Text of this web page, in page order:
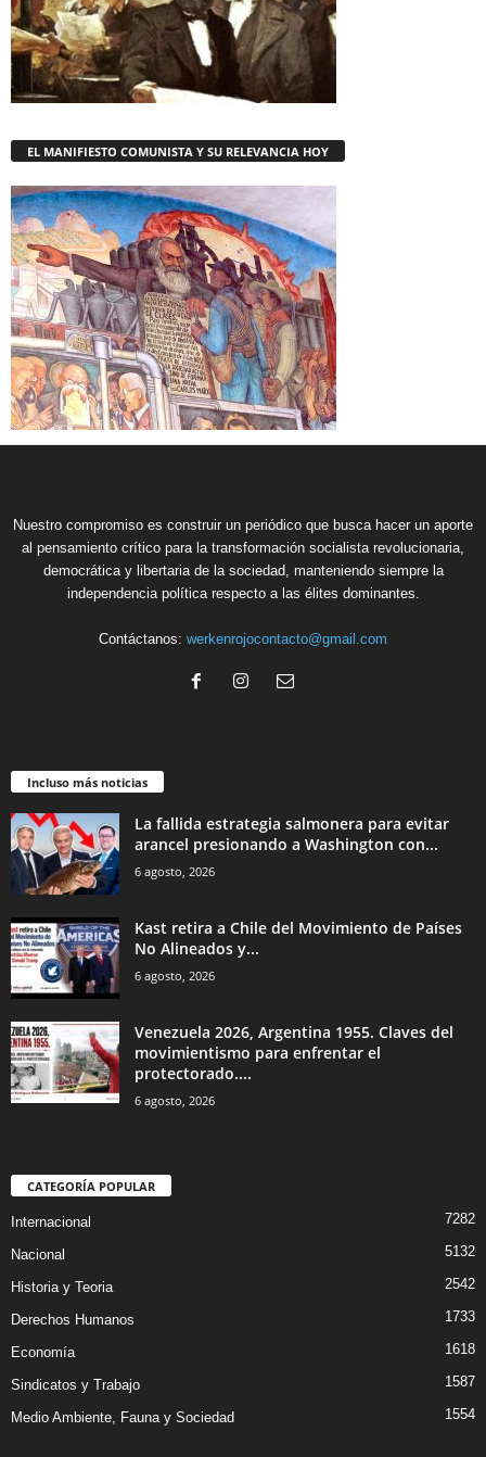
EL MANIFIESTO COMUNISTA Y SU RELEVANCIA HOY
Nuestro compromiso es construir un periódico que busca hacer un aporte
al pensamiento crítico para la transformación socialista revolucionaria,
democrática y libertaria de la sociedad, manteniendo siempre la
independencia política respecto a las élites dominantes.
Contáctanos: werkenrojocontacto@gmail.com
Incluso más noticias
La fallida estrategia salmonera para evitar
arancel presionando a Washington con...
6 agosto, 2026
Kast retira a Chile del Movimiento de Países
No Alineados y...
6 agosto, 2026
Venezuela 2026, Argentina 1955. Claves del
movimientismo para enfrentar el
protectorado....
6 agosto, 2026
CATEGORÍA POPULAR
Internacional 7282
Nacional 5132
Historia y Teoria 2542
Derechos Humanos 1733
Economía 1618
Sindicatos y Trabajo 1587
Medio Ambiente, Fauna y Sociedad 1554